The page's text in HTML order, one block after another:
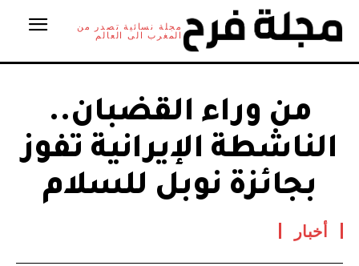
مجلة نسائية تصدر من
المغرب الى العالم
من وراء القضبان..
الناشطة الإيرانية تفوز
بجائزة نوبل للسلام
أخبار